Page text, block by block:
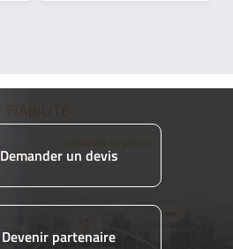
Demander un devis
Devenir partenaire